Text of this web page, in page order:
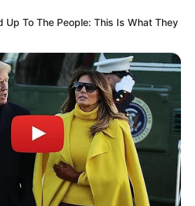
Up To The People: This Is What They